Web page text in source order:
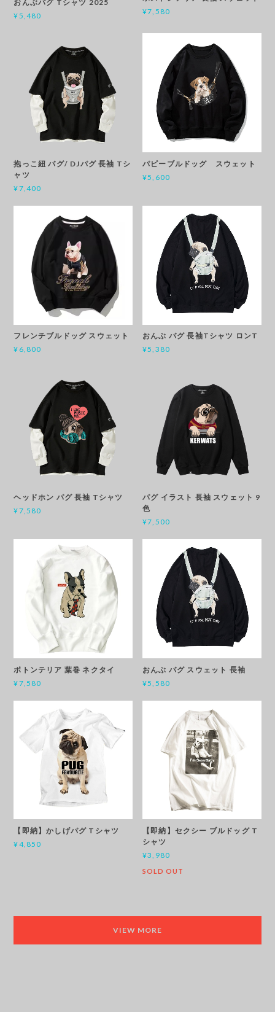
おんぶパグ Tシャツ 2025
¥5,480
¥7,580
抱っこ紐 パグ/ DJパグ 長袖 Tシ
ャツ
¥7,400
パピーブルドッグ スウェット
¥5,600
フレンチブルドッグ スウェット
¥6,800
おんぶ パグ 長袖Tシャツ ロンT
¥5,380
ヘッドホン パグ 長袖 Tシャツ
¥7,580
パグ イラスト 長袖 スウェット 9
色
¥7,500
ボトンテリア 葉巻 ネクタイ
¥7,580
おんぶ パグ スウェット 長袖
¥5,580
【即納】かしげパグ Tシャツ
¥4,850
【即納】セクシー ブルドッグ T
シャツ
¥3,980
SOLD OUT
VIEW MORE